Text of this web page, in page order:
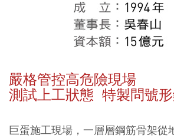
嚴格管控高危險現場
測試上工狀態 特製問號
巨蛋施工現場，一層層鋼筋骨架從